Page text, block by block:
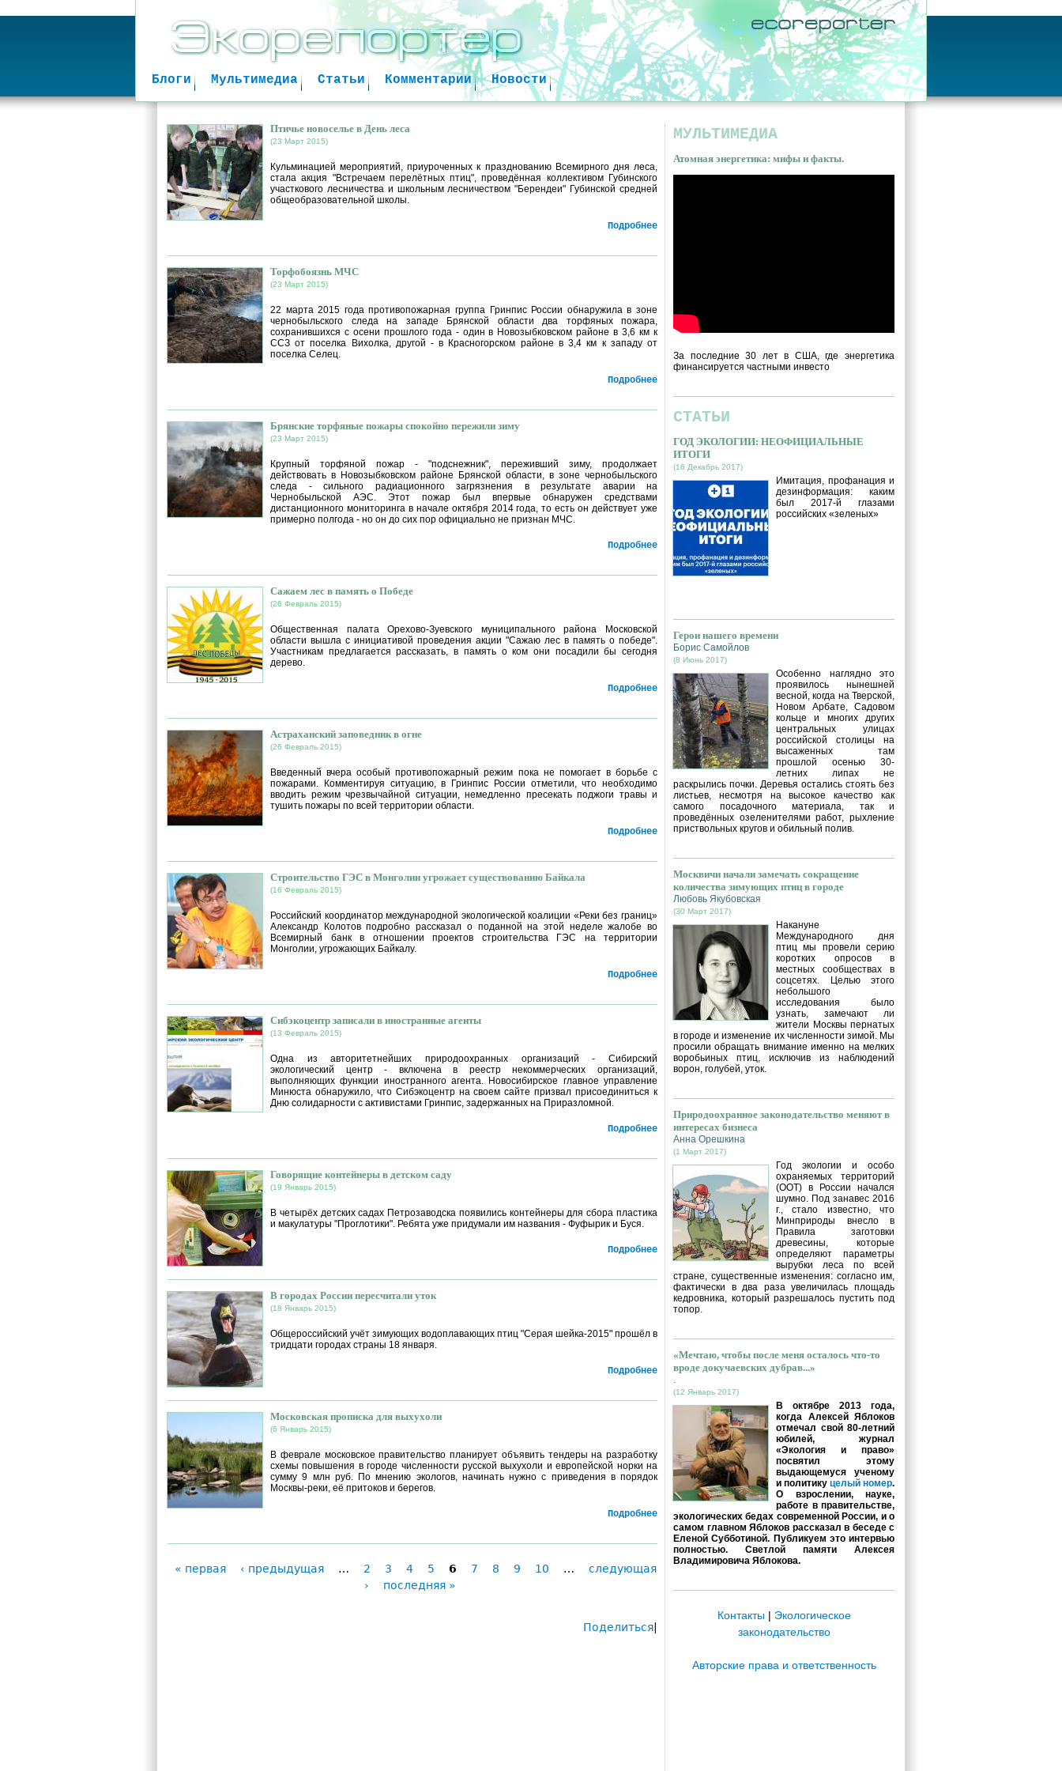
Jump to navigation
Новости
Комментарии
Статьи
Мультимедиа
Блоги
Птичье новоселье в День леса
(23 Март 2015)
Кульминацией мероприятий, приуроченных к празднованию Всемирного дня леса,
стала акция "Встречаем перелётных птиц", проведённая коллективом Губинского
участкового лесничества и школьным лесничеством "Берендеи" Губинской средней
общеобразовательной школы.
Подробнее
Торфобоязнь МЧС
(23 Март 2015)
22 марта 2015 года противопожарная группа Гринпис России обнаружила в зоне
чернобыльского следа на западе Брянской области два торфяных пожара,
сохранившихся с осени прошлого года - один в Новозыбковском районе в 3,6 км к
ССЗ от поселка Вихолка, другой - в Красногорском районе в 3,4 км к западу от
поселка Селец.
Подробнее
Брянские торфяные пожары спокойно пережили зиму
(23 Март 2015)
Крупный торфяной пожар - "подснежник", переживший зиму, продолжает
действовать в Новозыбковском районе Брянской области, в зоне чернобыльского
следа - сильного радиационного загрязнения в результате аварии на
Чернобыльской АЭС. Этот пожар был впервые обнаружен средствами
дистанционного мониторинга в начале октября 2014 года, то есть он действует уже
примерно полгода - но он до сих пор официально не признан МЧС.
Подробнее
Сажаем лес в память о Победе
(26 Февраль 2015)
Общественная палата Орехово-Зуевского муниципального района Московской
области вышла с инициативой проведения акции "Сажаю лес в память о победе".
Участникам предлагается рассказать, в память о ком они посадили бы сегодня
дерево.
Подробнее
Астраханский заповедник в огне
(26 Февраль 2015)
Введенный вчера особый противопожарный режим пока не помогает в борьбе с
пожарами. Комментируя ситуацию, в Гринпис России отметили, что необходимо
вводить режим чрезвычайной ситуации, немедленно пресекать поджоги травы и
тушить пожары по всей территории области.
Подробнее
Строительство ГЭС в Монголии угрожает существованию Байкала
(16 Февраль 2015)
Российский координатор международной экологической коалиции «Реки без границ»
Александр Колотов подробно рассказал о поданной на этой неделе жалобе во
Всемирный банк в отношении проектов строительства ГЭС на территории
Монголии, угрожающих Байкалу.
Подробнее
Сибэкоцентр записали в иностранные агенты
(13 Февраль 2015)
Одна из авторитетнейших природоохранных организаций - Сибирский
экологический центр - включена в реестр некоммерческих организаций,
выполняющих функции иностранного агента. Новосибирское главное управление
Минюста обнаружило, что Сибэкоцентр на своем сайте призвал присоединиться к
Дню солидарности с активистами Гринпис, задержанных на Приразломной.
Подробнее
Говорящие контейнеры в детском саду
(19 Январь 2015)
В четырёх детских садах Петрозаводска появились контейнеры для сбора пластика
и макулатуры "Проглотики". Ребята уже придумали им названия - Фуфырик и Буся.
Подробнее
В городах России пересчитали уток
(18 Январь 2015)
Общероссийский учёт зимующих водоплавающих птиц "Серая шейка-2015" прошёл в
тридцати городах страны 18 января.
Подробнее
Московская прописка для выхухоли
(6 Январь 2015)
В феврале московское правительство планирует объявить тендеры на разработку
схемы повышения в городе численности русской выхухоли и европейской норки на
сумму 9 млн руб. По мнению экологов, начинать нужно с приведения в порядок
Москвы-реки, её притоков и берегов.
Подробнее
Страницы
« первая ‹ предыдущая … 2 3 4 5 6 7 8 9 10 …
следующая
›
последняя »
Поделиться
МУЛЬТИМЕДИА
Атомная энергетика: мифы и факты.
За последние 30 лет в США, где энергетика
финансируется частными инвесто
СТАТЬИ
ГОД ЭКОЛОГИИ: НЕОФИЦИАЛЬНЫЕ
ИТОГИ
(16 Декабрь 2017)
Имитация, профанация и
дезинформация: каким
был 2017-й глазами
российских «зеленых»
Герои нашего времени
Борис Самойлов
(8 Июнь 2017)
Особенно наглядно это
проявилось нынешней
весной, когда на Тверской,
Новом Арбате, Садовом
кольце и многих других
центральных улицах
российской столицы на
высаженных там
прошлой осенью 30-
летних липах не
раскрылись почки. Деревья остались стоять без
листьев, несмотря на высокое качество как
самого посадочного материала, так и
проведённых озеленителями работ, рыхление
приствольных кругов и обильный полив.
Москвичи начали замечать сокращение
количества зимующих птиц в городе
Любовь Якубовская
(30 Март 2017)
Накануне
Международного дня
птиц мы провели серию
коротких опросов в
местных сообществах в
соцсетях. Целью этого
небольшого
исследования было
узнать, замечают ли
жители Москвы пернатых
в городе и изменение их численности зимой. Мы
просили обращать внимание именно на мелких
воробьиных птиц, исключив из наблюдений
ворон, голубей, уток.
Природоохранное законодательство меняют в
интересах бизнеса
Анна Орешкина
(1 Март 2017)
Год экологии и особо
охраняемых территорий
(ООТ) в России начался
шумно. Под занавес 2016
г., стало известно, что
Минприроды внесло в
Правила заготовки
древесины, которые
определяют параметры
вырубки леса по всей
стране, существенные изменения: согласно им,
фактически в два раза увеличилась площадь
кедровника, который разрешалось пустить под
топор.
«Мечтаю, чтобы после меня осталось что-то
вроде докучаевских дубрав...»
.
(12 Январь 2017)
В октябре 2013 года,
когда Алексей Яблоков
отмечал свой 80-летний
юбилей, журнал
«Экология и право»
посвятил этому
выдающемуся ученому
и политику целый номер.
О взрослении, науке,
работе в правительстве,
экологических бедах современной России, и о
самом главном Яблоков рассказал в беседе с
Еленой Субботиной. Публикуем это интервью
полностью. Светлой памяти Алексея
Владимировича Яблокова.
Контакты| Экологическое
законодательство
Авторские права и ответственность